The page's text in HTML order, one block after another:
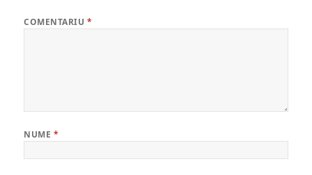
COMENTARIU *
NUME *